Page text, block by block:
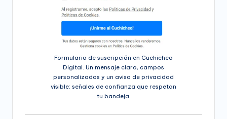
Formulario de suscripción en Cuchicheo
Digital. Un mensaje claro, campos
personalizados y un aviso de privacidad
visible: señales de confianza que respetan
tu bandeja.